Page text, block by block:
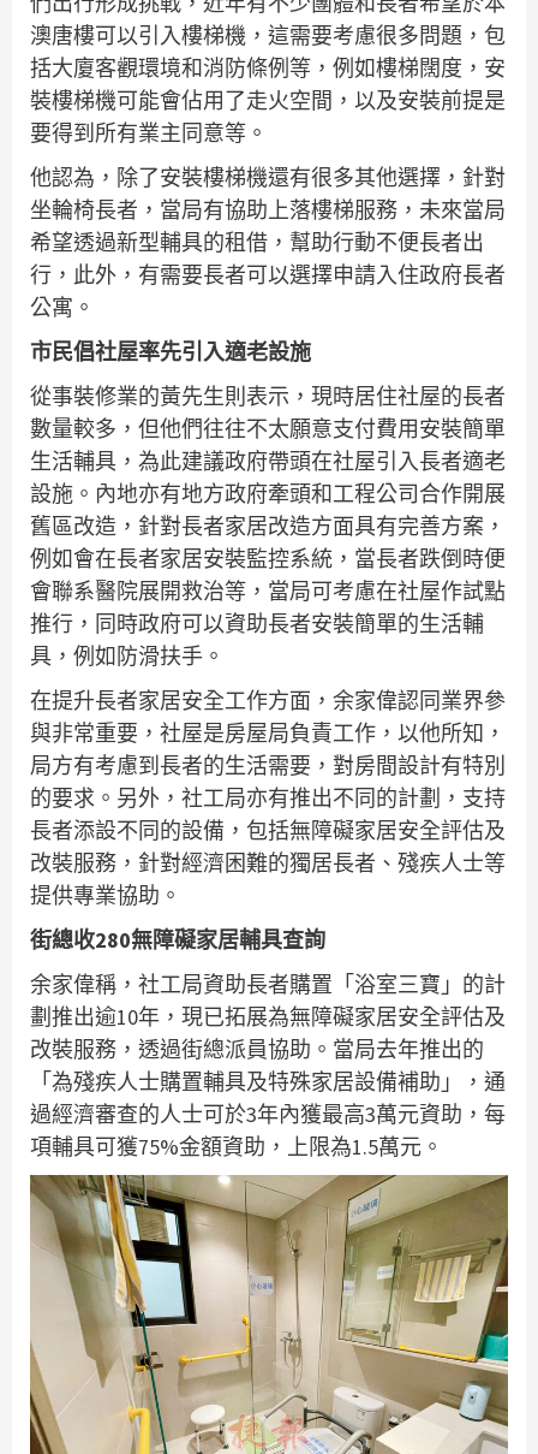
澳唐樓可以引入樓梯機，這需要考慮很多問題，包
括大廈客觀環境和消防條例等，例如樓梯闊度，安
裝樓梯機可能會佔用了走火空間，以及安裝前提是
要得到所有業主同意等。
他認為，除了安裝樓梯機還有很多其他選擇，針對
坐輪椅長者，當局有協助上落樓梯服務，未來當局
希望透過新型輔具的租借，幫助行動不便長者出
行，此外，有需要長者可以選擇申請入住政府長者
公寓。
市民倡社屋率先引入適老設施
從事裝修業的黃先生則表示，現時居住社屋的長者
數量較多，但他們往往不太願意支付費用安裝簡單
生活輔具，為此建議政府帶頭在社屋引入長者適老
設施。內地亦有地方政府牽頭和工程公司合作開展
舊區改造，針對長者家居改造方面具有完善方案，
例如會在長者家居安裝監控系統，當長者跌倒時便
會聯系醫院展開救治等，當局可考慮在社屋作試點
推行，同時政府可以資助長者安裝簡單的生活輔
具，例如防滑扶手。
在提升長者家居安全工作方面，余家偉認同業界參
與非常重要，社屋是房屋局負責工作，以他所知，
局方有考慮到長者的生活需要，對房間設計有特別
的要求。另外，社工局亦有推出不同的計劃，支持
長者添設不同的設備，包括無障礙家居安全評估及
改裝服務，針對經濟困難的獨居長者、殘疾人士等
提供專業協助。
街總收280無障礙家居輔具查詢
余家偉稱，社工局資助長者購置「浴室三寶」的計
劃推出逾10年，現已拓展為無障礙家居安全評估及
改裝服務，透過街總派員協助。當局去年推出的
「為殘疾人士購置輔具及特殊家居設備補助」，通
過經濟審查的人士可於3年內獲最高3萬元資助，每
項輔具可獲75%金額資助，上限為1.5萬元。